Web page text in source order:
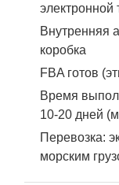
электронной
Внутренняя
коробка
FBA готов
Время
10-20 дней
Перевозка:
морским